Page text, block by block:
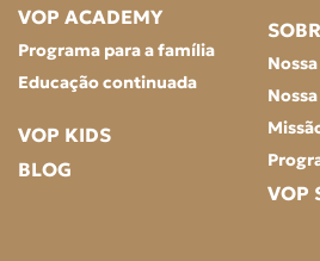
VOP ACADEMY
Programa para a família
Educação continuada
VOP
VOP KIDS
BLOG